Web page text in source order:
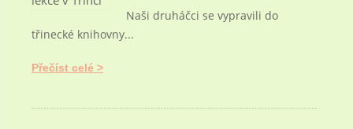
Naši druháčci se vypravili do
třinecké knihovny...
Přečíst celé